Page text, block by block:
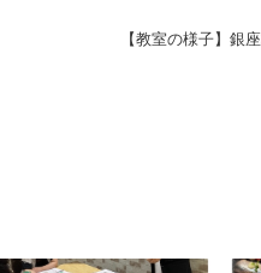
【教室の様子】銀